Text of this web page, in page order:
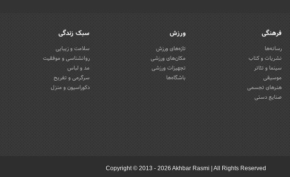
فرهنگی
رسانه‌ها
نشریات و کتاب
سینما و تئاتر
موسیقی
هنرهای تجسمی
صنایع دستی
ورزش
تازه‌های ورزش
مکان‌های ورزشی
تجهیزات ورزشی
باشگاه‌ها
سبک زندگی
سلامت و زیبایی
روانشناسی و موفقیت
مد و لباس
سرگرمی و تفریح
دکوراسیون و منزل
Copyright © 2013 - 2026 Akhbar Rasmi | All Rights Reserved